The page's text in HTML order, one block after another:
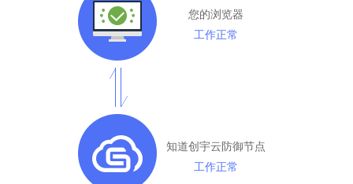
您的浏览器
工作正常
知道创宇云防御节点
工作正常